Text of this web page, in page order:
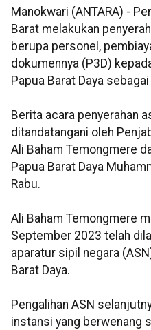
Manokwari (ANTARA) -
Barat melakukan
berupa personel,
dokumennya (P3D)
Papua Barat Daya
Berita acara penyerahan
ditandatangani oleh
Ali Baham Temongmere
Papua Barat Daya
Rabu.
Ali Baham Temongmere
September 2023 telah
aparatur sipil negara
Barat Daya.
Pengalihan ASN
instansi yang berwenang